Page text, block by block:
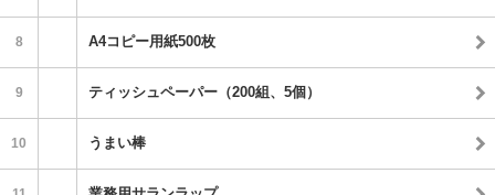
8 A4コピー用紙500枚
9 ティッシュペーパー（200組、5個）
10 うまい棒